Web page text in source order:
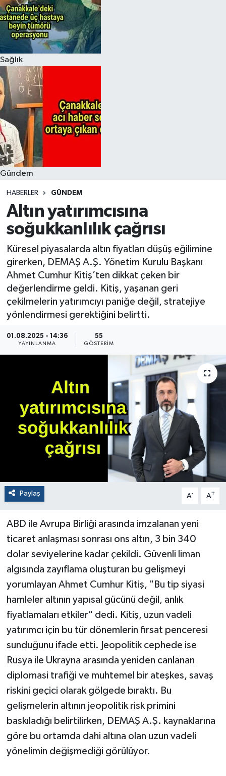
Sağlık
Gündem
HABERLER GÜNDEM
Altın yatırımcısına
soğukkanlılık çağrısı
Küresel piyasalarda altın fiyatları düşüş eğilimine
girerken, DEMAŞ A.Ş. Yönetim Kurulu Başkanı
Ahmet Cumhur Kitiş’ten dikkat çeken bir
değerlendirme geldi. Kitiş, yaşanan geri
çekilmelerin yatırımcıyı paniğe değil, stratejiye
yönlendirmesi gerektiğini belirtti.
01.08.2025 - 14:36
YAYINLANMA
55
GÖSTERIM
Paylaş A- A+
ABD ile Avrupa Birliği arasında imzalanan yeni
ticaret anlaşması sonrası ons altın, 3 bin 340
dolar seviyelerine kadar çekildi. Güvenli liman
algısında zayıflama oluşturan bu gelişmeyi
yorumlayan Ahmet Cumhur Kitiş, "Bu tip siyasi
hamleler altının yapısal gücünü değil, anlık
fiyatlamaları etkiler" dedi. Kitiş, uzun vadeli
yatırımcı için bu tür dönemlerin fırsat penceresi
sunduğunu ifade etti. Jeopolitik cephede ise
Rusya ile Ukrayna arasında yeniden canlanan
diplomasi trafiği ve muhtemel bir ateşkes, savaş
riskini geçici olarak gölgede bıraktı. Bu
gelişmelerin altının jeopolitik risk primini
baskıladığı belirtilirken, DEMAŞ A.Ş. kaynaklarına
göre bu ortamda dahi altına olan uzun vadeli
yönelimin değişmediği görülüyor.